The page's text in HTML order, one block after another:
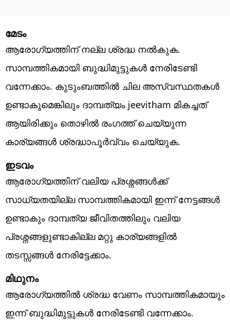
മേടം
ആരോഗ്യത്തിന് നല്ല ശ്രദ്ധ നൽകുക.
സാമ്പത്തികമായി ബുദ്ധിമുട്ടുകൾ നേരിടേണ്ടി
വന്നേക്കാം. കുടുംബത്തിൽ ചില അസ്വസ്ഥതകൾ
ഉണ്ടാകുമെങ്കിലും ദാമ്പത്യം jeevitham മികച്ചത്
ആയിരിക്കും തൊഴിൽ രംഗത്ത് ചെയ്യുന്ന
കാര്യങ്ങൾ ശ്രദ്ധാപൂർവ്വം ചെയ്യുക.
ഇടവം
ആരോഗ്യത്തിന് വലിയ പ്രശ്നങ്ങൾക്ക്
സാധ്യതയില്ല സാമ്പത്തികമായി ഇന്ന് നേട്ടങ്ങൾ
ഉണ്ടാകും ദാമ്പത്യ ജീവിതത്തിലും വലിയ
പ്രശ്നങ്ങളുണ്ടാകില്ല മറ്റു കാര്യങ്ങളിൽ
തടസ്സങ്ങൾ നേരിട്ടേക്കാം.
മിഥുനം
ആരോഗ്യത്തിൽ ശ്രദ്ധ വേണം സാമ്പത്തികമായും
ഇന്ന് ബുദ്ധിമുട്ടുകൾ നേരിടേണ്ടി വന്നേക്കാം.